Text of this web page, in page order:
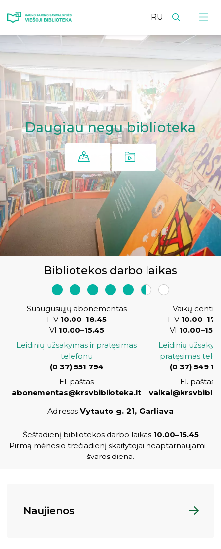
Daugiaunegu biblioteka
Bibliotekos darbo laikas
Suaugusiųjų abonementas
I–V 10.00–18.45
VI 10.00–15.45
Vaikų
I–V
VI
Leidinių užsakymas ir pratęsimas
telefonu
(0 37) 551 794
Leidinių
pratęsimas
(0 37) 549
El. paštas
abonementas@krsvbiblioteka.lt
El. paštas
Adresas Vytauto g. 21, Garliava
Šeštadienį bibliotekos darbo laikas 10.00–15.45
Pirmą mėnesio trečiadienį skaitytojai neaptarnaujami –
švaros diena.
Naujienos